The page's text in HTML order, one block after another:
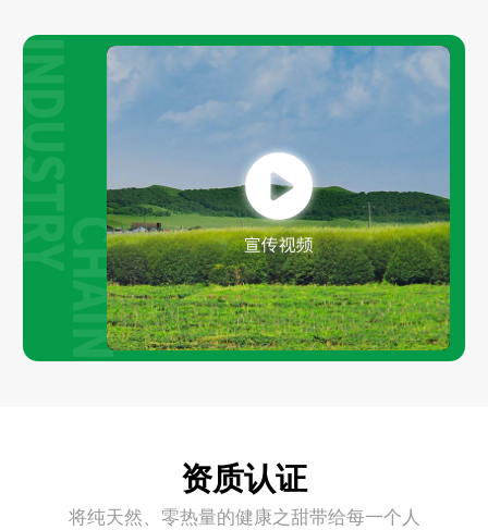
Video
资质认证
将纯天然、零热量的健康之甜带给每一个人